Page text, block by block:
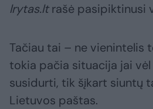
lrytas.ltrašė pasipiktinusi
Tačiau tai – ne vienintelis
tokia pačia situacija jai
susidurti, tik šįkart siuntų
Lietuvos paštas.